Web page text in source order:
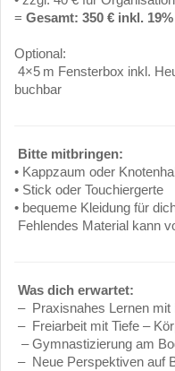
= Gesamt: 350 € inkl.
Optional:
4×5 m Fensterbox inkl.
buchbar
Bitte mitbringen:
• Kappzaum oder
• Stick oder Touchiergerte
• bequeme Kleidung für
Fehlendes Material kann
Was dich erwartet:
– Praxisnahes Lernen mit
– Freiarbeit mit Tiefe –
– Gymnastizierung am
– Neue Perspektiven auf